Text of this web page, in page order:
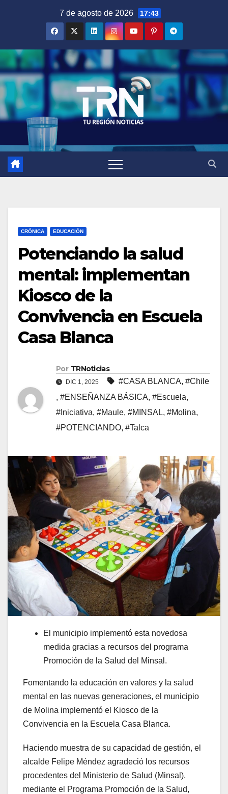
7 de agosto de 2026 17:43
CRÓNICA EDUCACIÓN
Potenciando la salud
mental: implementan
Kiosco de la
Convivencia en Escuela
Casa Blanca
Por TRNoticias
DIC 1, 2025 #CASA BLANCA, #Chile
, #ENSEÑANZA BÁSICA, #Escuela,
#Iniciativa, #Maule, #MINSAL, #Molina,
#POTENCIANDO, #Talca
El municipio implementó esta novedosa
medida gracias a recursos del programa
Promoción de la Salud del Minsal.
Fomentando la educación en valores y la salud
mental en las nuevas generaciones, el municipio
de Molina implementó el Kiosco de la
Convivencia en la Escuela Casa Blanca.
Haciendo muestra de su capacidad de gestión, el
alcalde Felipe Méndez agradeció los recursos
procedentes del Ministerio de Salud (Minsal),
mediante el Programa Promoción de la Salud,